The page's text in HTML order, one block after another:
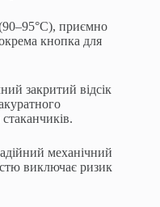
приємно
кнопка для
закритий відсік
механічний
виключає ризик